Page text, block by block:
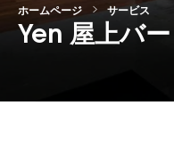
ホームページ サービス
Yen 屋上バー